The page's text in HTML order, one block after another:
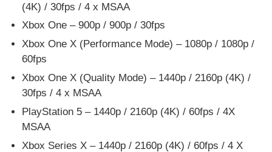
(4K) / 30fps / 4 x MSAA
Xbox One – 900p / 900p / 30fps
Xbox One X (Performance Mode) – 1080p / 1080p /
60fps
Xbox One X (Quality Mode) – 1440p / 2160p (4K) /
30fps / 4 x MSAA
PlayStation 5 – 1440p / 2160p (4K) / 60fps / 4X
MSAA
Xbox Series X – 1440p / 2160p (4K) / 60fps / 4 X